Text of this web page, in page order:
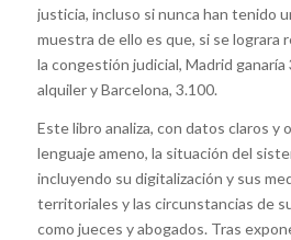
justicia, incluso si nunca han tenido
muestra de ello es que, si se lograra
la congestión judicial, Madrid ganaría
alquiler y Barcelona, 3.100.
Este libro analiza, con datos claros y
lenguaje ameno, la situación del
incluyendo su digitalización y sus
territoriales y las circunstancias de
como jueces y abogados. Tras